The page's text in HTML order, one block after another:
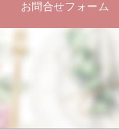
お問合せフォーム